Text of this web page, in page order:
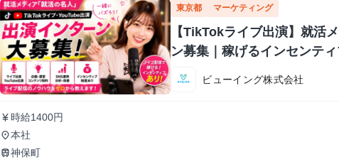
東京都 マーケティング
【TikTokライブ出演】就活
ン募集｜稼げるインセンティ
ビューイング株式会社
currency_yen時給1400円
place本社
train神保町